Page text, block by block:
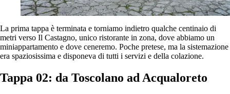
La prima tappa è terminata e torniamo indietro qualche centinaio di
metri verso Il Castagno, unico ristorante in zona, dove abbiamo un
miniappartamento e dove ceneremo. Poche pretese, ma la sistemazione
era spaziosissima e disponeva di tutti i servizi e della colazione.
Tappa 02: da Toscolano ad Acqualoreto